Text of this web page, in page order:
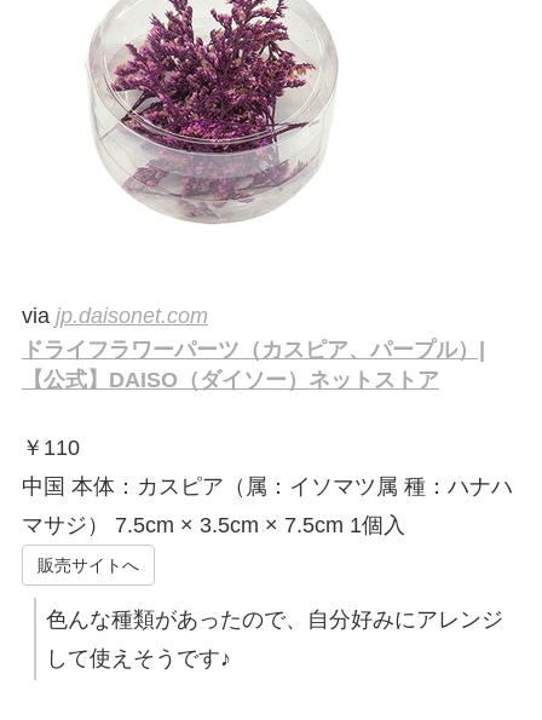
via jp.daisonet.com
ドライフラワーパーツ（カスピア、パープル）|
【公式】DAISO（ダイソー）ネットストア
￥ 110
中国 本体：カスピア（属：イソマツ属 種：ハナハ
マサジ） 7.5cm × 3.5cm × 7.5cm 1個入
販売サイトへ
色んな種類があったので、自分好みにアレンジ
して使えそうです♪